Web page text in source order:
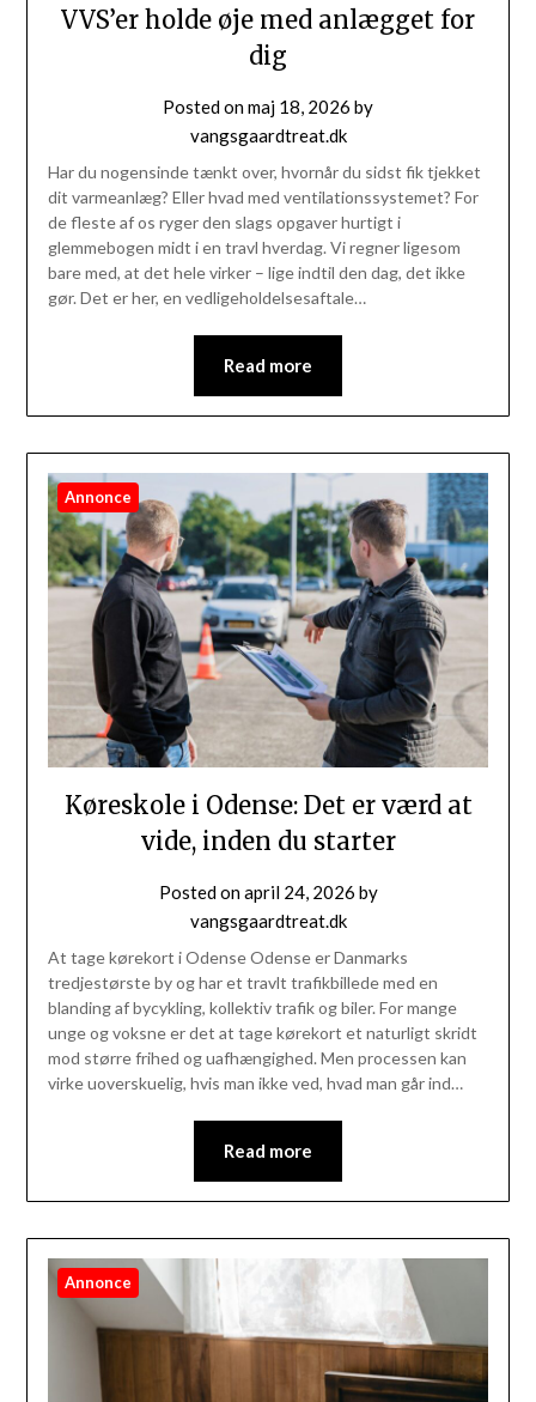
VVS’er holde øje med anlægget for
dig
Posted onmaj 18, 2026 by
vangsgaardtreat.dk
Har du nogensinde tænkt over, hvornår du sidst fik tjekket
dit varmeanlæg? Eller hvad med ventilationssystemet? For
de fleste af os ryger den slags opgaver hurtigt i
glemmebogen midt i en travl hverdag. Vi regner ligesom
bare med, at det hele virker – lige indtil den dag, det ikke
gør. Det er her, en vedligeholdelsesaftale…
Read more
Annonce
Køreskole i Odense: Det er værd at
vide, inden du starter
Posted onapril 24, 2026 by
vangsgaardtreat.dk
At tage kørekort i Odense Odense er Danmarks
tredjestørste by og har et travlt trafikbillede med en
blanding af bycykling, kollektiv trafik og biler. For mange
unge og voksne er det at tage kørekort et naturligt skridt
mod større frihed og uafhængighed. Men processen kan
virke uoverskuelig, hvis man ikke ved, hvad man går ind…
Read more
Annonce